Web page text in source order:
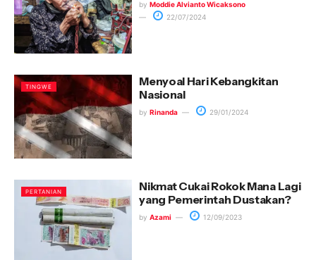
by Moddie Alvianto Wicaksono
22/07/2024
TINGWE
Menyoal Hari Kebangkitan
Nasional
by Rinanda 29/01/2024
PERTANIAN
Nikmat Cukai Rokok Mana Lagi
yang Pemerintah Dustakan?
by Azami 12/09/2023